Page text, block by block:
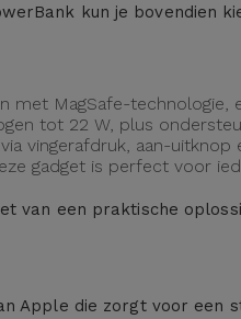
kun je
MagSafe-technologie,
tot 22 W, plus
vingerafdruk, aan-uitknop
gadget is perfect voor
van een praktische
Apple die zorgt voor